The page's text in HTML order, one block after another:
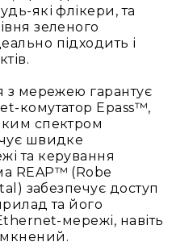
які флікери, та
зеленого
підходить і
з мережею гарантує
комутатор Epass™,
спектром
швидке
та керування
REAP™ (Robe
забезпечує доступ
та його
мережі, навіть